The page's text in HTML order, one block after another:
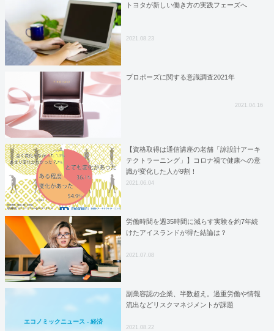
トヨタが新しい働き方の実践フェーズへ
2021.08.23
プロポーズに関する意識調査2021年
2021.04.16
【資格取得は通信講座の老舗「諒設計アーキ
テクトラーニング」】コロナ禍で健康への意
識が変化した人が9割！
2021.06.04
労働時間を週35時間に減らす実験を約7年続
けたアイスランドが得た結論は？
2021.07.08
エコノミックニュース - 経済
副業容認の企業、半数超え。過重労働や情報
流出などリスクマネジメントが課題
2021.08.22